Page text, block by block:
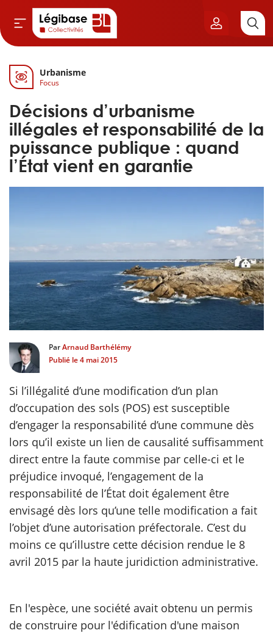
& Cimetières
& Élu local
& Finances locales
publique
Urbanisme
Focus
Décisions d’urbanisme
illégales et responsabilité de la
puissance publique : quand
l’État vient en garantie
ParArnaud Barthélémy
Publié le4 mai 2015
Si l’illégalité d’une modification d’un plan
d’occupation des sols (POS) est susceptible
d’engager la responsabilité d’une commune dès
lors qu’il existe un lien de causalité suffisamment
direct entre la faute commise par celle-ci et le
préjudice invoqué, l’engagement de la
responsabilité de l’État doit également être
envisagé dès lors qu’une telle modification a fait
l’objet d’une autorisation préfectorale. C’est du
moins ce qu’illustre cette décision rendue le 8
avril 2015 par la haute juridiction administrative.
En l'espèce, une société avait obtenu un permis
de construire pour l'édification d'une maison